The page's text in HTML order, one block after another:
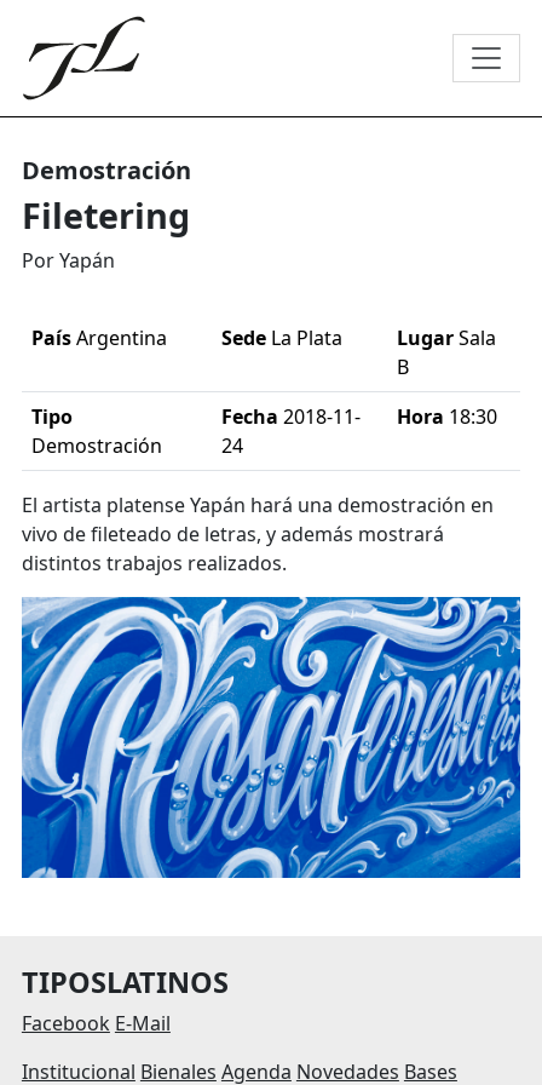
Demostración
Filetering
Por Yapán
PaísArgentina Sede La Plata LugarSala
B
Tipo
Demostración
Fecha 2018-11-
24
Hora 18:30
El artista platense Yapán hará una demostración en
vivo de fileteado de letras, y además mostrará
distintos trabajos realizados.
TIPOSLATINOS
Facebook E-Mail
Institucional Bienales Agenda Novedades Bases